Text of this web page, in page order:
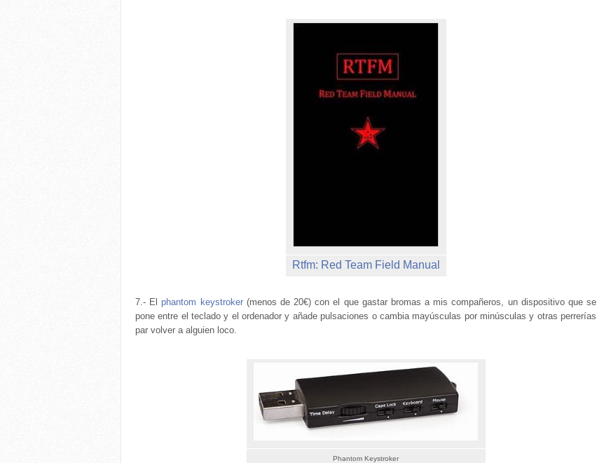
Rtfm: Red Team Field Manual
7.- Elphantom keystroker(menos de 20€) con el que gastar bromas a mis compañeros, un dispositivo que se
pone entre el teclado y el ordenador y añade pulsaciones o cambia mayúsculas por minúsculas y otras perrerías
par volver a alguien loco.
Phantom Keystroker